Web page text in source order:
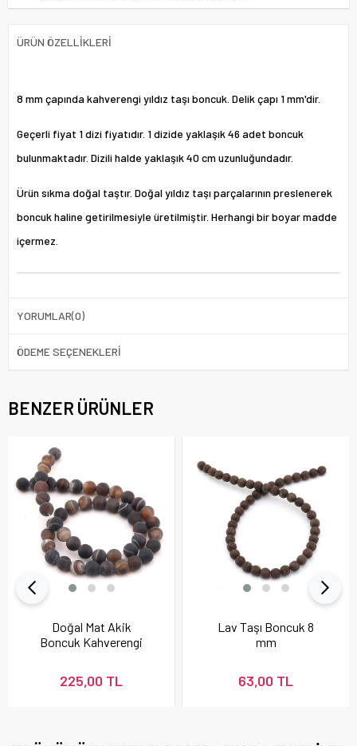
ÜRÜN ÖZELLIKLERI
8 mm çapında kahverengi yıldız taşı boncuk. Delik çapı 1 mm'dir.
Geçerli fiyat 1 dizi fiyatıdır. 1 dizide yaklaşık 46 adet boncuk
bulunmaktadır. Dizili halde yaklaşık 40 cm uzunluğundadır.
Ürün sıkma doğal taştır. Doğal yıldız taşı parçalarının preslenerek
boncuk haline getirilmesiyle üretilmiştir. Herhangi bir boyar madde
içermez.
YORUMLAR(0)
ÖDEME SEÇENEKLERI
BENZER ÜRÜNLER
Doğal Mat Akik
Boncuk Kahverengi
225,00 TL
Lav Taşı Boncuk 8
mm
63,00 TL